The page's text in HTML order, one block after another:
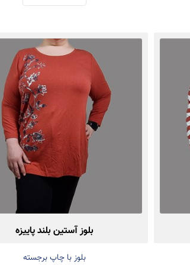
بلوز آستین بلند پاییزه
بلوز با چاپ برجسته